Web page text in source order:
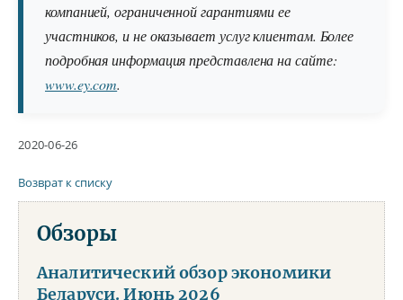
компанией, ограниченной гарантиями ее
участников, и не оказывает услуг клиентам. Более
подробная информация представлена на сайте:
www.ey.com.
2020-06-26
Возврат к списку
Обзоры
Аналитический обзор экономики
Беларуси. Июнь 2026